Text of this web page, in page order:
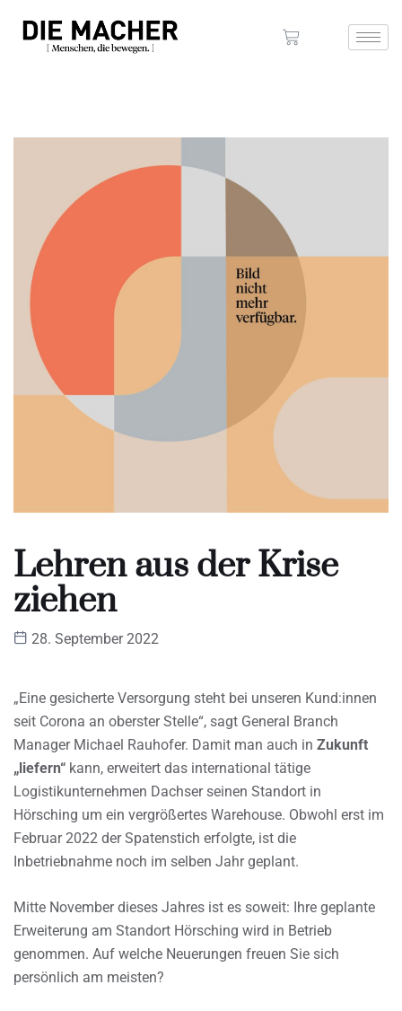
Lehren aus der Krise
ziehen
28. September 2022
„Eine gesicherte Versorgung steht bei unseren Kund:innen
seit Corona an oberster Stelle“, sagt General Branch
Manager Michael Rauhofer. Damit man auch in Zukunft
„liefern“ kann, erweitert das international tätige
Logistikunternehmen Dachser seinen Standort in
Hörsching um ein vergrößertes Warehouse. Obwohl erst im
Februar 2022 der Spatenstich erfolgte, ist die
Inbetriebnahme noch im selben Jahr geplant.
Mitte November dieses Jahres ist es soweit: Ihre geplante
Erweiterung am Standort Hörsching wird in Betrieb
genommen. Auf welche Neuerungen freuen Sie sich
persönlich am meisten?